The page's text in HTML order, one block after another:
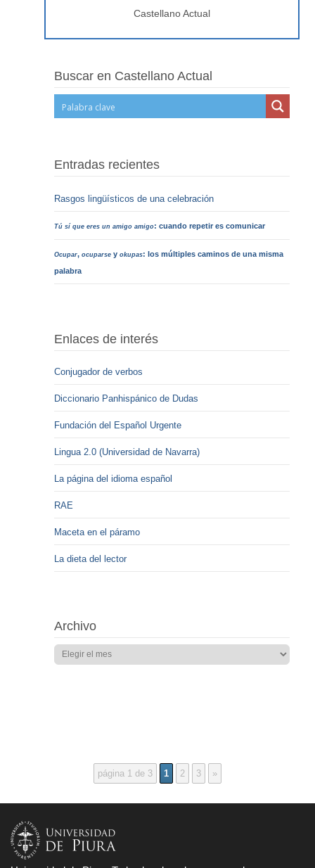
Castellano Actual
Buscar en Castellano Actual
Entradas recientes
Rasgos lingüísticos de una celebración
Tú sí que eres un amigo amigo: cuando repetir es comunicar
Ocupar,ocuparse yokupas: los múltiples caminos de una misma
palabra
Enlaces de interés
Conjugador de verbos
Diccionario Panhispánico de Dudas
Fundación del Español Urgente
Lingua 2.0 (Universidad de Navarra)
La página del idioma español
RAE
Maceta en el páramo
La dieta del lector
Archivo
página 1 de 3 1 2 3 »